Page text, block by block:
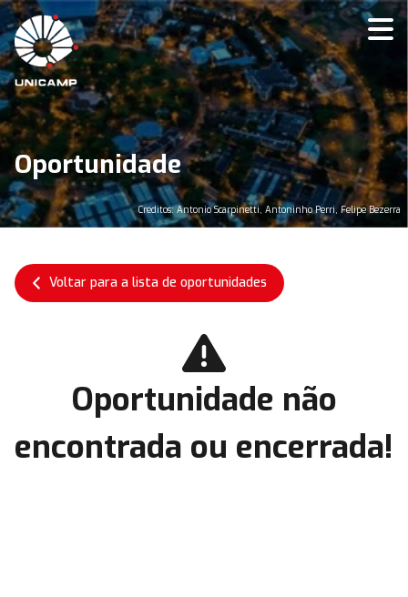
Oportunidade
Créditos: Antonio Scarpinetti, Antoninho Perri, Felipe Bezerra
Voltar para a lista de oportunidades
Oportunidade não
encontrada ou encerrada!